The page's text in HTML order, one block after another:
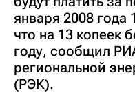
января 2008 года
что на 13 копеек
году, сообщил
региональной
(РЭК).